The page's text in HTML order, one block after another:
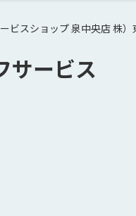
ビスショップ 泉中央店 株
サービス